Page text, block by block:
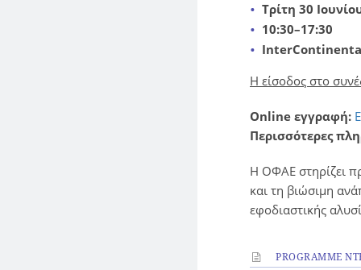
Τρίτη 30
10:30–17:30
Η είσοδος στο
Online εγγραφή:
Περισσότερες
Η ΟΦΑΕ στηρίζει
και τη βιώσιμη
εφοδιαστικής
PROGRAMME